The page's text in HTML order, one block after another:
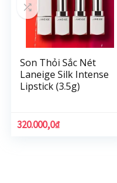
Son Thỏi Sắc Nét
Laneige Silk Intense
Lipstick (3.5g)
320.000,0₫